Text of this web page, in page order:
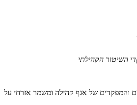
השיטור הקהילתי
והמפקדים של אגף קהילה ומשמר אזרחי על